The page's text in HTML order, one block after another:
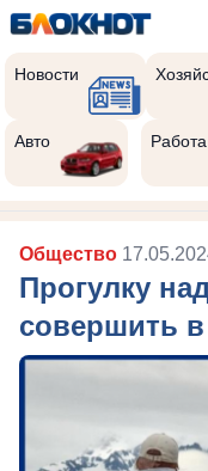
Новости
Авто Работа
Общество
Прогулку
совершить